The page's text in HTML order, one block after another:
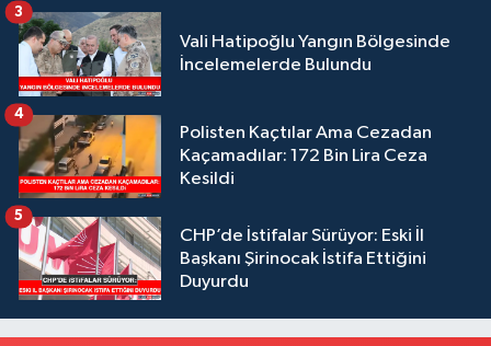
Vali Hatipoğlu Yangın Bölgesinde
İncelemelerde Bulundu
3
Polisten Kaçtılar Ama Cezadan
Kaçamadılar: 172 Bin Lira Ceza
Kesildi
4
CHP’de İstifalar Sürüyor: Eski İl
Başkanı Şirinocak İstifa Ettiğini
Duyurdu
5